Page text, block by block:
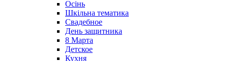
Осінь
Шкільна тематика
Свадебное
День защитника
8 Марта
Детское
Кухня